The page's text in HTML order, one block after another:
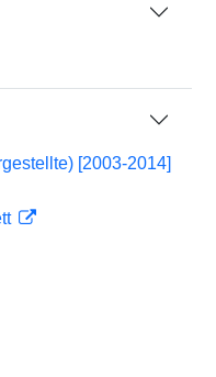
[2003-2014]